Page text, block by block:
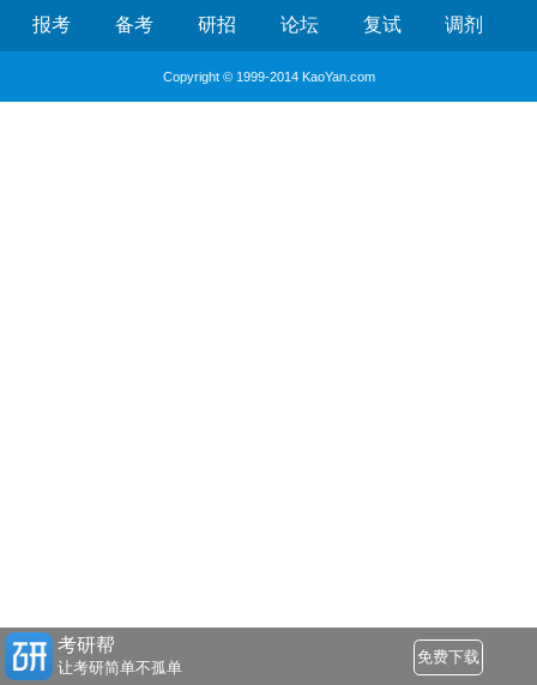
报考 备考 研招 论坛 复试 调剂
Copyright © 1999-2014 KaoYan.com
考研帮
让考研简单不孤单
免费下载